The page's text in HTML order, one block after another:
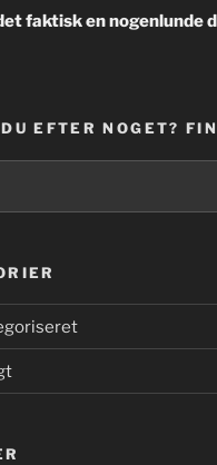
faktisk en nogenlunde
EFTER NOGET?